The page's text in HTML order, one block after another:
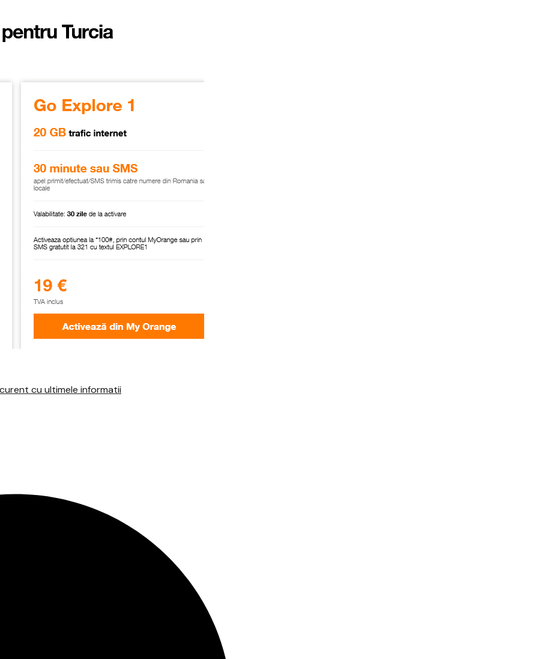
cu ultimele informatii